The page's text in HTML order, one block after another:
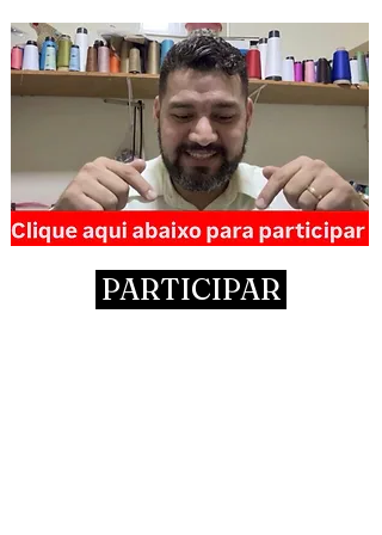
PARTICIPAR